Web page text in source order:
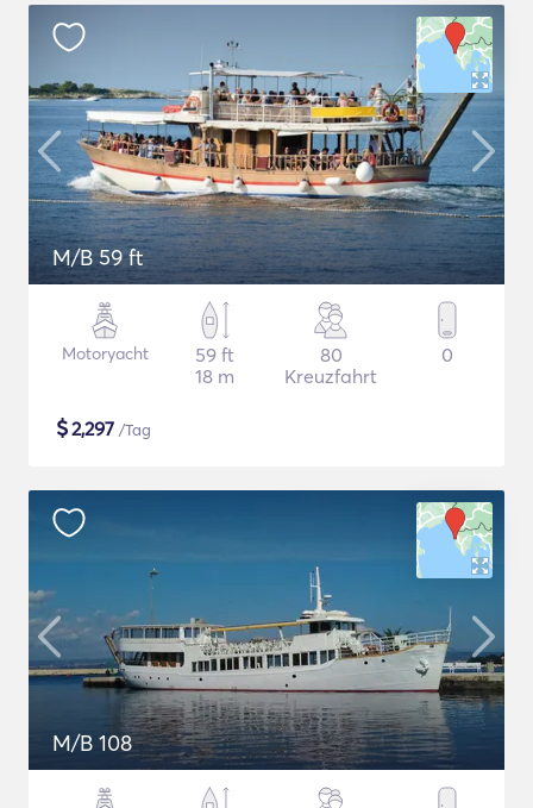
M/B 59 ft
Motoryacht
59 ft
18 m
80
Kreuzfahrt
0
$2,297 /Tag
M/B 108